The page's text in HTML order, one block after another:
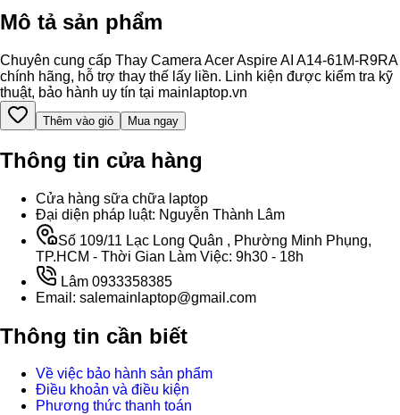
Mô tả sản phẩm
Chuyên cung cấp Thay Camera Acer Aspire AI A14-61M-R9RA
chính hãng, hỗ trợ thay thế lấy liền. Linh kiện được kiểm tra kỹ
thuật, bảo hành uy tín tại mainlaptop.vn
Thêm vào giỏ Mua ngay
Thông tin cửa hàng
Cửa hàng sữa chữa laptop
Đại diện pháp luật: Nguyễn Thành Lâm
Số 109/11 Lạc Long Quân , Phường Minh Phụng,
TP.HCM - Thời Gian Làm Việc: 9h30 - 18h
Lâm 0933358385
Email: salemainlaptop@gmail.com
Thông tin cần biết
Về việc bảo hành sản phẩm
Điều khoản và điều kiện
Phương thức thanh toán